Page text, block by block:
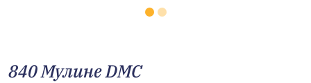
840 Мулине DMC